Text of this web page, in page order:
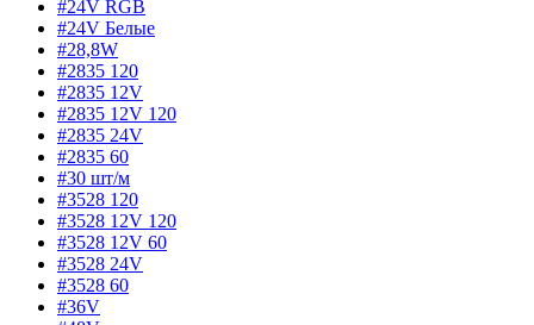
#24V RGB
#24V Белые
#28,8W
#2835 120
#2835 12V
#2835 12V 120
#2835 24V
#2835 60
#30 шт/м
#3528 120
#3528 12V 120
#3528 12V 60
#3528 24V
#3528 60
#36V